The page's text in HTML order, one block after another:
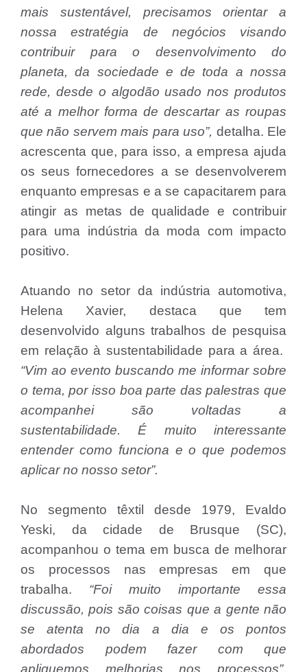
mais sustentável, precisamos orientar a
nossa estratégia de negócios visando
contribuir para o desenvolvimento do
planeta, da sociedade e de toda a nossa
rede, desde o algodão usado nos produtos
até a melhor forma de descartar as roupas
que não servem mais para uso”, detalha. Ele
acrescenta que, para isso, a empresa ajuda
os seus fornecedores a se desenvolverem
enquanto empresas e a se capacitarem para
atingir as metas de qualidade e contribuir
para uma indústria da moda com impacto
positivo.
Atuando no setor da indústria automotiva,
Helena Xavier, destaca que tem
desenvolvido alguns trabalhos de pesquisa
em relação à sustentabilidade para a área.
“Vim ao evento buscando me informar sobre
o tema, por isso boa parte das palestras que
acompanhei são voltadas a
sustentabilidade. É muito interessante
entender como funciona e o que podemos
aplicar no nosso setor”.
No segmento têxtil desde 1979, Evaldo
Yeski, da cidade de Brusque (SC),
acompanhou o tema em busca de melhorar
os processos nas empresas em que
trabalha. “Foi muito importante essa
discussão, pois são coisas que a gente não
se atenta no dia a dia e os pontos
abordados podem fazer com que
apliquemos melhorias nos processos”,